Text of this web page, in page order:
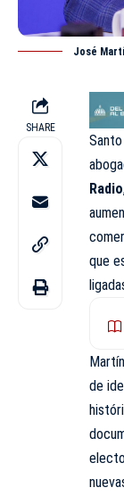
José
SHARE
Santo
Radio
que
de